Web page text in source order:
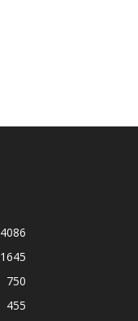
4086
1645
750
455